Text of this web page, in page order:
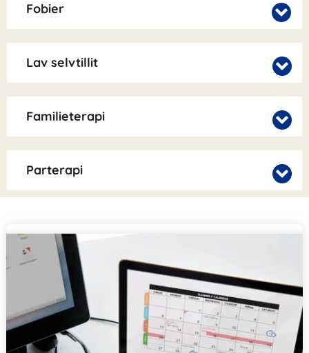
Fobier
Lav selvtillit
Familieterapi
Parterapi